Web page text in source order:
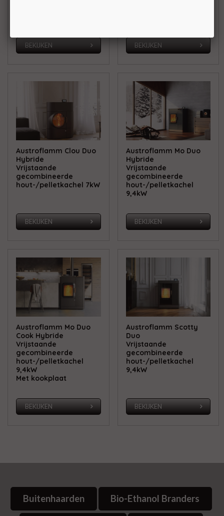
BEKIJKEN BEKIJKEN
Austroflamm Clou Duo
Hybride
Vrijstaande
gecombineerde
hout-/pelletkachel 7kW
BEKIJKEN
Austroflamm Mo Duo
Hybride
Vrijstaande
gecombineerde
hout-/pelletkachel
9,4kW
BEKIJKEN
Austroflamm Mo Duo
Cook Hybride
Vrijstaande
gecombineerde
hout-/pelletkachel
9,4kW
Met kookplaat
BEKIJKEN
Austroflamm Scotty
Duo
Vrijstaande
gecombineerde
hout-/pelletkachel
9,4kW
BEKIJKEN
Buitenhaarden Bio-Ethanol Branders